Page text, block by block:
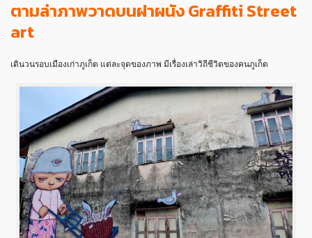
ตามล่าภาพวาดบนฝาผนัง Graffiti Street
art
เดินวนรอบเมืองเก่าภูเก็ต แต่ละจุดของภาพ มีเรื่องเล่าวิถีชีวิตของคนภูเก็ต